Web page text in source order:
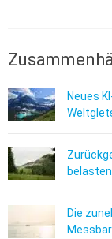
Neues
Die